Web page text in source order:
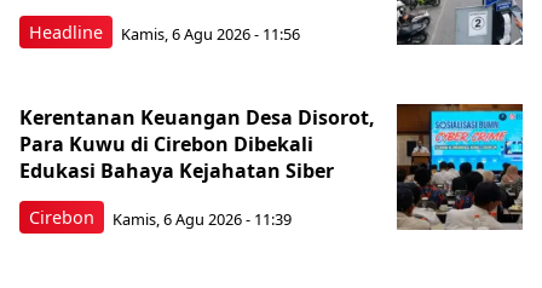
Headline Kamis, 6 Agu 2026 - 11:56
Cirebon
Kerentanan Keuangan Desa Disorot,
Para Kuwu di Cirebon Dibekali
Edukasi Bahaya Kejahatan Siber
Kamis, 6 Agu 2026 - 11:39